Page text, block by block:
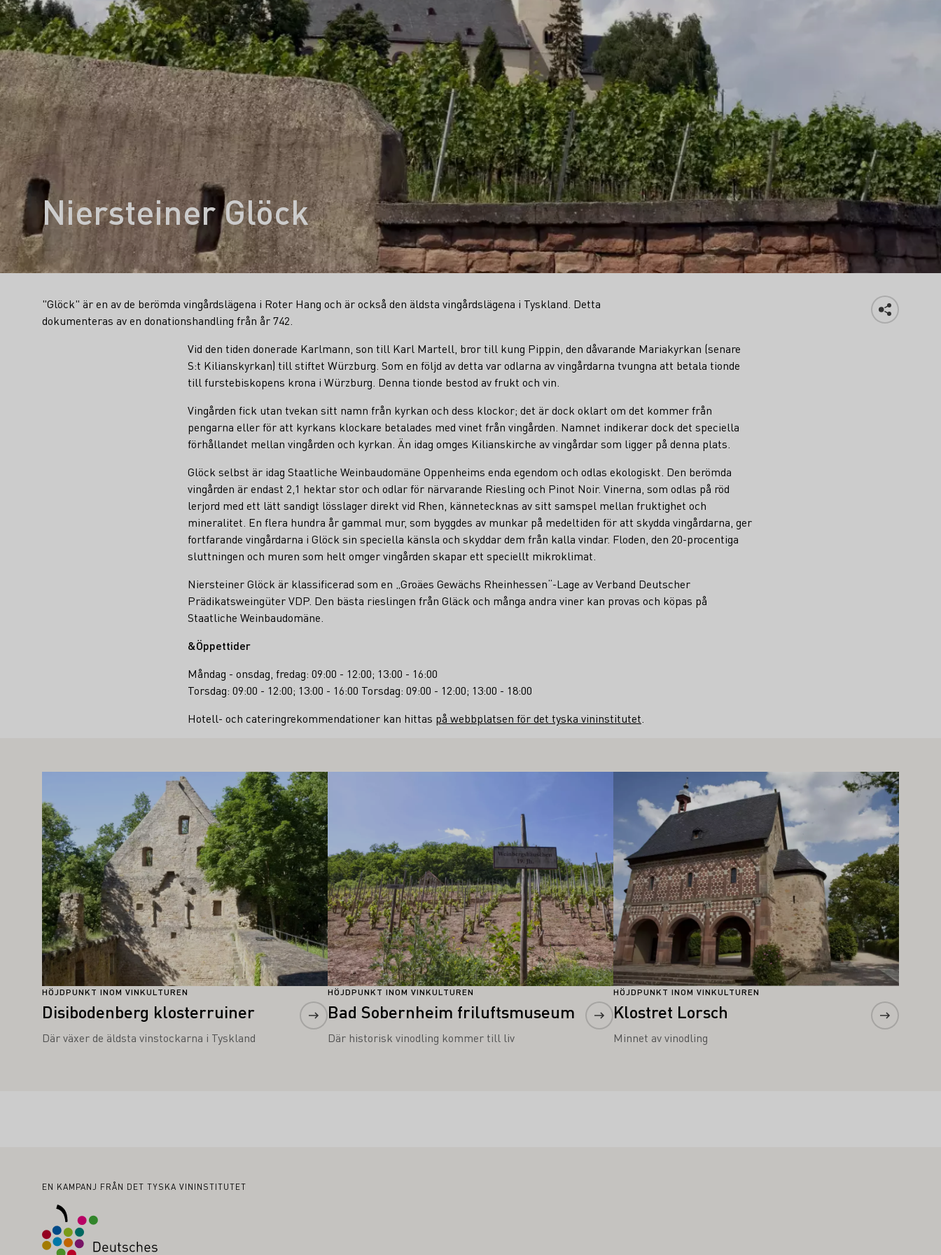
Niersteiner Glöck
"Glöck" är en av de berömda vingårdslägena i Roter Hang och är också den äldsta vingårdslägena i Tyskland. Detta
dokumenteras av en donationshandling från år 742.
Vid den tiden donerade Karlmann, son till Karl Martell, bror till kung Pippin, den dåvarande Mariakyrkan (senare
S:t Kilianskyrkan) till stiftet Würzburg. Som en följd av detta var odlarna av vingårdarna tvungna att betala tionde
till furstebiskopens krona i Würzburg. Denna tionde bestod av frukt och vin.
Vingården fick utan tvekan sitt namn från kyrkan och dess klockor; det är dock oklart om det kommer från
pengarna eller för att kyrkans klockare betalades med vinet från vingården. Namnet indikerar dock det speciella
förhållandet mellan vingården och kyrkan. Än idag omges Kilianskirche av vingårdar som ligger på denna plats.
Glöck selbst är idag Staatliche Weinbaudomäne Oppenheims enda egendom och odlas ekologiskt. Den berömda
vingården är endast 2,1 hektar stor och odlar för närvarande Riesling och Pinot Noir. Vinerna, som odlas på röd
lerjord med ett lätt sandigt lösslager direkt vid Rhen, kännetecknas av sitt samspel mellan fruktighet och
mineralitet. En flera hundra år gammal mur, som byggdes av munkar på medeltiden för att skydda vingårdarna, ger
fortfarande vingårdarna i Glöck sin speciella känsla och skyddar dem från kalla vindar. Floden, den 20-procentiga
sluttningen och muren som helt omger vingården skapar ett speciellt mikroklimat.
Niersteiner Glöck är klassificerad som en „Groäes Gewächs Rheinhessen“-Lage av Verband Deutscher
Prädikatsweingüter VDP. Den bästa rieslingen från Gläck och många andra viner kan provas och köpas på
Staatliche Weinbaudomäne.
&Öppettider
Måndag - onsdag, fredag: 09:00 - 12:00; 13:00 - 16:00
Torsdag: 09:00 - 12:00; 13:00 - 16:00 Torsdag: 09:00 - 12:00; 13:00 - 18:00
Hotell- och cateringrekommendationer kan hittas på webbplatsen för det tyska vininstitutet
OCKSÅ INTRESSERA DIG
HÖJDPUNKT INOM VINKULTUREN
Disibodenberg klosterruiner
Där växer de äldsta vinstockarna i Tyskland
HÖJDPUNKT INOM VINKULTUREN
Bad Sobernheim friluftsmuseum
Där historisk vinodling kommer till liv
Läs mer om detta
HÖJDPUNKT INOM VINKULTUREN
Klostret Lorsch
Minnet av vinodling
Läs mer om detta
SidfotEN KAMPANJ FRÅN DET TYSKA VININSTITUTET